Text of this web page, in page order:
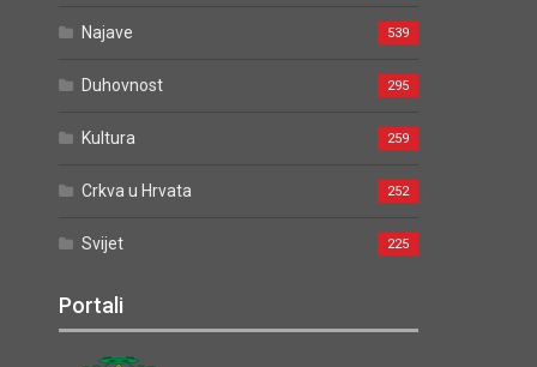
Najave 539
Duhovnost 295
Kultura 259
Crkva u Hrvata 252
Svijet 225
Portali